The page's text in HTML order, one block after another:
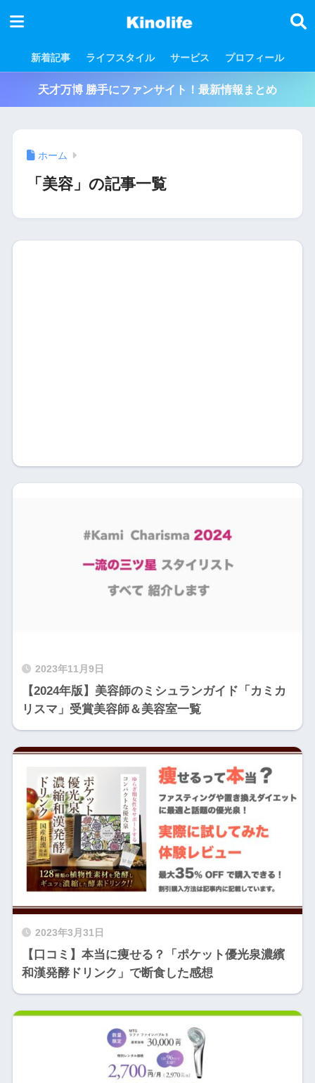
新着記事 ライフスタイル サービス プロフィール
天才万博 勝手にファンサイト！最新情報まとめ
ホーム
「美容」の記事一覧
2023年11月9日
【2024年版】美容師のミシュランガイド「カミカ
リスマ」受賞美容師＆美容室一覧
2023年3月31日
【口コミ】本当に痩せる？「ポケット優光泉濃繽
和漢発酵ドリンク」で断食した感想